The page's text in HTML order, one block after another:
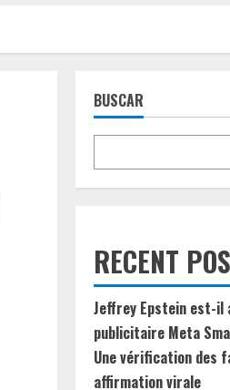
BUSCAR
RECENT
Jeffrey Epstein est-il
publicitaire Meta
Une vérification des
affirmation virale